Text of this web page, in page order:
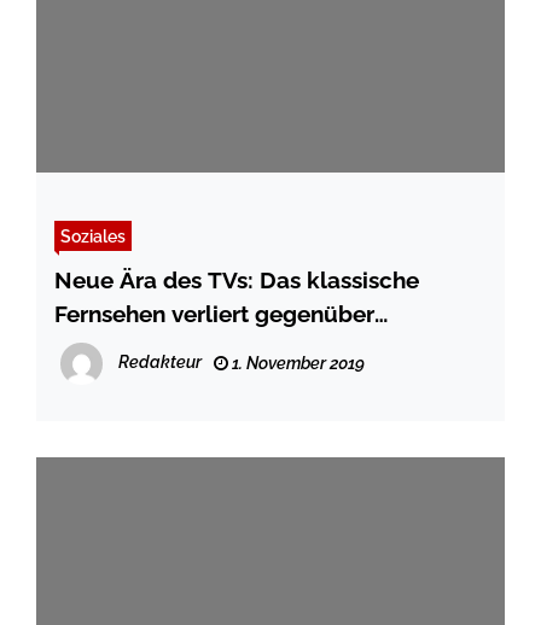
Soziales
Neue Ära des TVs: Das klassische
Fernsehen verliert gegenüber
Streamingangeboten
Redakteur 1. November 2019